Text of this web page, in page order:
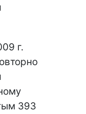
г.
393